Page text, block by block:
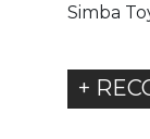
Simba
+